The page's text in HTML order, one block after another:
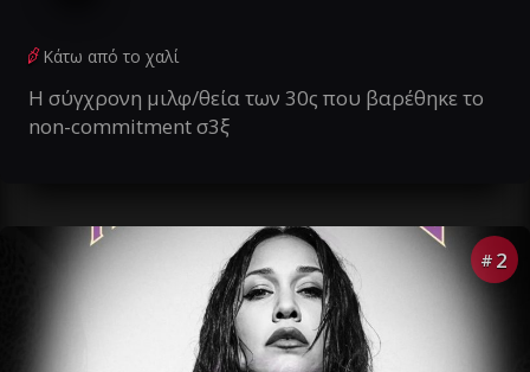
Κάτω από το χαλί
Η σύγχρονη μιλφ/θεία των 30ς που βαρέθηκε το
non-commitment σ3ξ
# 2